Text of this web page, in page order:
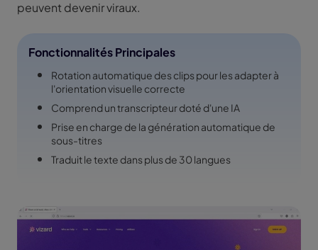
peuvent devenir viraux.
Fonctionnalités Principales
Rotation automatique des clips pour les adapter à
l'orientation visuelle correcte
Comprend un transcripteur doté d'une IA
Prise en charge de la génération automatique de
sous-titres
Traduit le texte dans plus de 30 langues